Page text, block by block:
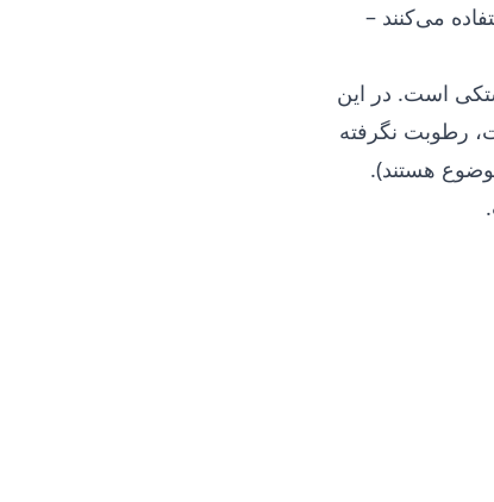
می‌کنند –
است. در این
رطوبت نگرفته
هستند).